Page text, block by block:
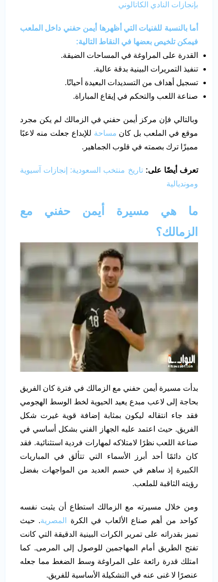
بإنجازات النادي الكاتالوني
أما بالنسبة للفنيات التي أظهرها أيمن حفني داخل الملعب
فيمكن تلخيص بعضها في النقاط التالية:
القدرة على المراوغة في المساحات الضيقة.
تنفيذ التمريرات البينية بدقة عالية.
تسجيل أهداف من التسديدات البعيدة أحيانًا.
صناعة اللعب والتحكم في إيقاع المباراة.
وبالتالي فإن مركز أيمن حفني في الزمالك لم يكن مجرد
موقع في الملعب بل كان مساحة للإبداع جعلت منه لاعبًا
مميزًا ترك بصمته في قلوب الجماهير.
تعرف أيضًا على: تاريخ منتخب السعودية: إنجازات آسيوية
ومونديالية
ما هي مسيرة أيمن حفني مع
الزمالك؟
بدأت مسيرة أيمن حفني مع الزمالك في فترة كان الفريق
بحاجة إلى لاعب مبدع يعيد الحيوية لخط الوسط الهجومي
فقد جاء انتقاله ليكون بمثابة إضافة قوية غيرت شكل
الفريق. حيث اعتمد عليه الجهاز الفني بشكل أساسي في
صناعة اللعب نظرًا لامتلاكه لمهارات فردية استثنائية. فقد
كان دائمًا أحد أبرز الأسماء التي تتألق في المباريات
الكبيرة إذ ساهم في حسم العديد من المواجهات بفضل
رؤيته الثاقبة للملعب.
ومن خلال مسيرته مع الزمالك استطاع أن يثبت نفسه
كواحد من أهم صناع الألعاب في الكرة
المصرية. حيث
تميز بقدراته على تمرير الكرات البينية الدقيقة التي كانت
تفتح الطريق أمام المهاجمين للوصول إلى المرمى. كما
امتلك قدرة رائعة على المراوغة وسط الضغط مما جعله
عنصرًا لا غنى عنه في التشكيلة الأساسية للفريق.